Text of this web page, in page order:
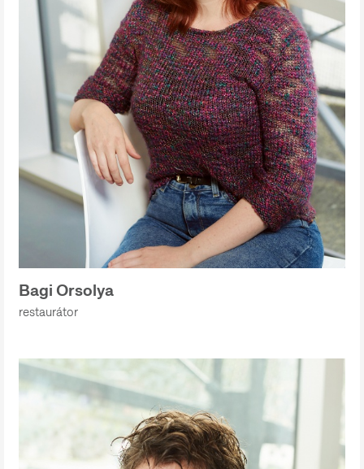
Bagi Orsolya
restaurátor